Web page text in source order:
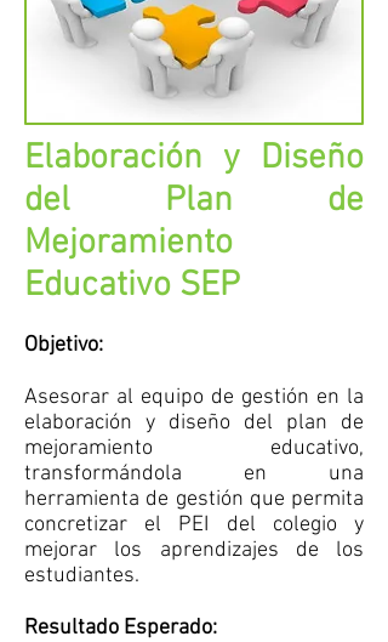
Elaboración y Diseño
del Plan de
Mejoramiento
Educativo SEP
Objetivo:
Asesorar al equipo de gestión en la
elaboración y diseño del plan de
mejoramiento educativo,
transformándola en una
herramienta de gestión que permita
concretizar el PEI del colegio y
mejorar los aprendizajes de los
estudiantes.
Resultado Esperado: